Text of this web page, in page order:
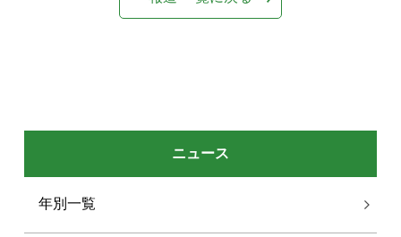
ニュース
年別一覧